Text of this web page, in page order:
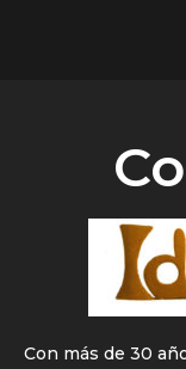
Con más de 30